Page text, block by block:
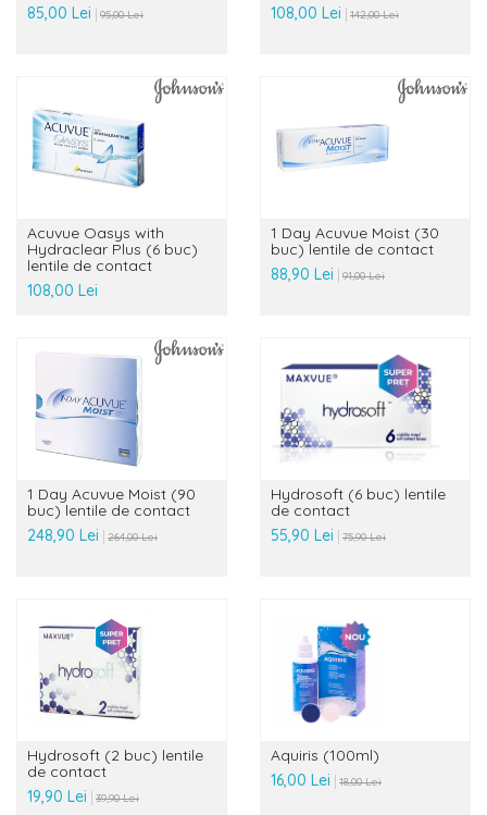
85,00 Lei
95,00 Lei
108,00 Lei
142,00 Lei
Acuvue Oasys with
Hydraclear Plus (6 buc)
lentile de contact
108,00 Lei
1 Day Acuvue Moist (30
buc) lentile de contact
88,90 Lei
91,00 Lei
1 Day Acuvue Moist (90
buc) lentile de contact
248,90 Lei
264,00 Lei
Hydrosoft (6 buc) lentile
de contact
55,90 Lei
75,90 Lei
Hydrosoft (2 buc) lentile
de contact
19,90 Lei
39,90 Lei
Aquiris (100ml)
16,00 Lei
18,00 Lei